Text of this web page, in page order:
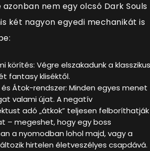
azonban nem egy olcsó Dark Souls
két nagyon egyedi mechanikát is
körítés: Végre elszakadunk a
fantasy kliséktől.
és Átok-rendszer: Minden egyes menet
valami újat. A negatív
adó „átkok” teljesen
– megeshet, hogy egy boss
a nyomodban lohol majd, vagy a
hirtelen életveszélyes csapdává.